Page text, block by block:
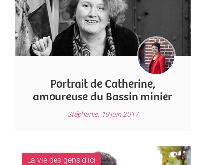
Stéphanie, 19 juin 2017
Portrait de Catherine,
amoureuse du Bassin minier
La vie des gens d'ici